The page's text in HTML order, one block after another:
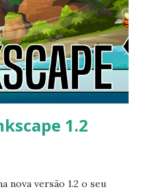
1.2
nova versão 1.2 o seu